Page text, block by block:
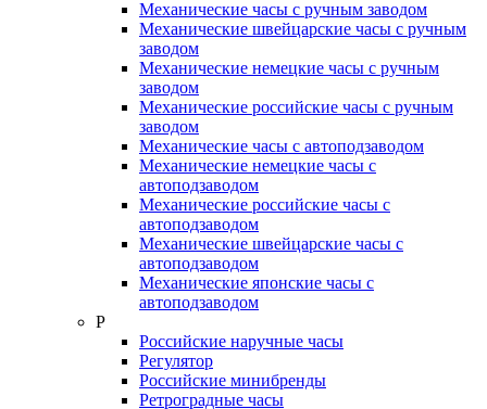
Механические часы с ручным заводом
Механические швейцарские часы с ручным
заводом
Механические немецкие часы с ручным
заводом
Механические российские часы с ручным
заводом
Механические часы с автоподзаводом
Механические немецкие часы с
автоподзаводом
Механические российские часы с
автоподзаводом
Механические швейцарские часы с
автоподзаводом
Механические японские часы с
автоподзаводом
Р
Российские наручные часы
Регулятор
Российские минибренды
Ретроградные часы